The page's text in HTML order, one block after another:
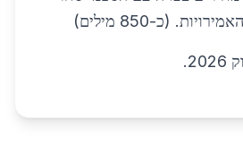
(כ-850 מילים)